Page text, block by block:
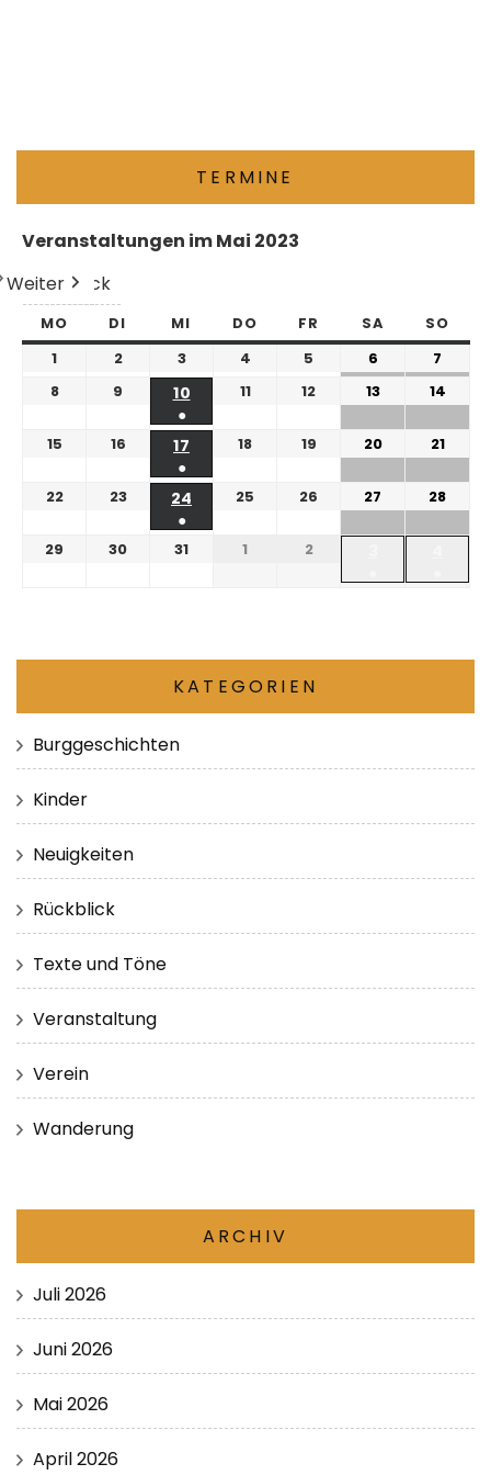
TERMINE
Veranstaltungen im Mai 2023
Zurück
Heute
Weiter
MO DI MI DO FR SA SO
1 2 3 4 5 6
7
8
9
10
●
11 12 13 14
15 16
17
●
18 19 20 21
22 23
24
●
25 26 27 28
29 30 31 1 2
KATEGORIEN
Burggeschichten
Kinder
Neuigkeiten
Rückblick
Texte und Töne
Veranstaltung
Verein
Wanderung
ARCHIV
Juli 2026
Juni 2026
Mai 2026
April 2026